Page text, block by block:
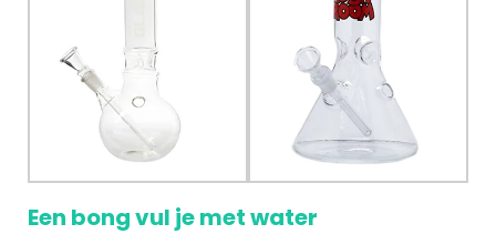
Een bong vul je met water